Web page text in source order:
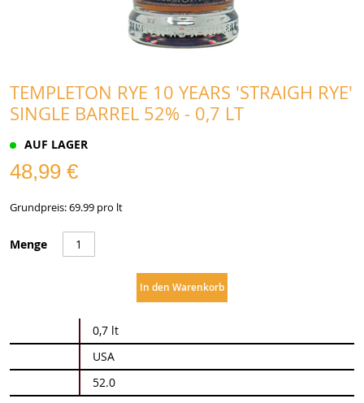
TEMPLETON RYE 10 YEARS 'STRAIGH RYE'
SINGLE BARREL 52% - 0,7 LT
AUF LAGER
48,99 €
Grundpreis: 69.99 pro lt
Menge
In den Warenkorb
Informationen
0,7 lt
USA
52.0